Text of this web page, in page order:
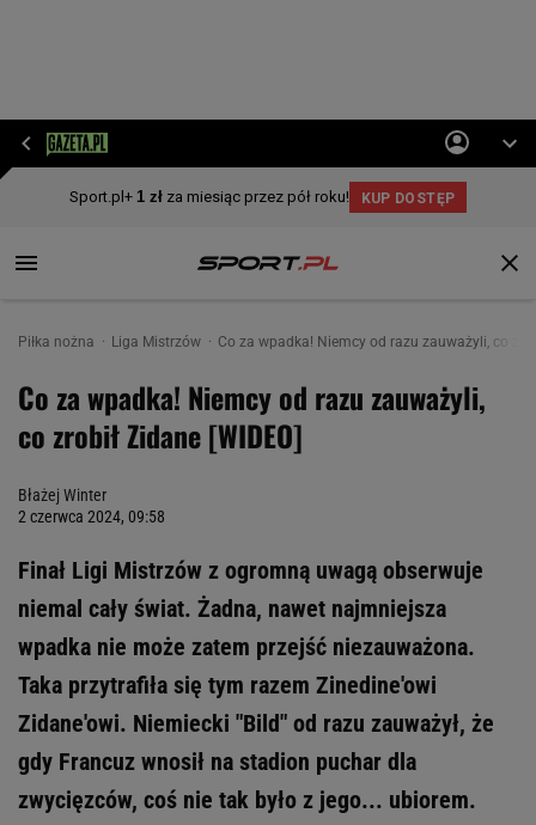
Piłka nożna Liga Mistrzów Co za wpadka! Niemcy od razu zauważyli, co
Co za wpadka! Niemcy od razu zauważyli,
co zrobił Zidane [WIDEO]
Błażej Winter
2 czerwca 2024, 09:58
Finał Ligi Mistrzów z ogromną uwagą obserwuje
niemal cały świat. Żadna, nawet najmniejsza
wpadka nie może zatem przejść niezauważona.
Taka przytrafiła się tym razem Zinedine'owi
Zidane'owi. Niemiecki "Bild" od razu zauważył, że
gdy Francuz wnosił na stadion puchar dla
zwycięzców, coś nie tak było z jego... ubiorem.